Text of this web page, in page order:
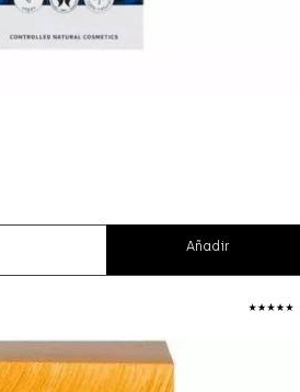
Añadir